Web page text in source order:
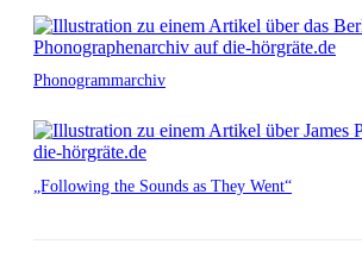
Phonogrammarchiv
„Following the Sounds as They Went“